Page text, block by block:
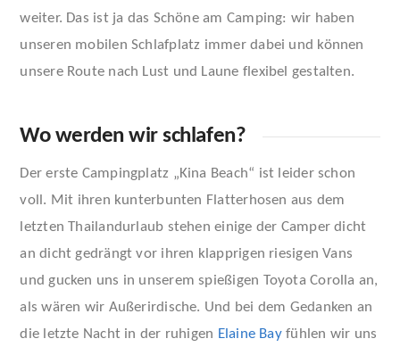
weiter. Das ist ja das Schöne am Camping: wir haben
unseren mobilen Schlafplatz immer dabei und können
unsere Route nach Lust und Laune flexibel gestalten.
Wo werden wir schlafen?
Der erste Campingplatz „Kina Beach“ ist leider schon
voll. Mit ihren kunterbunten Flatterhosen aus dem
letzten Thailandurlaub stehen einige der Camper dicht
an dicht gedrängt vor ihren klapprigen riesigen Vans
und gucken uns in unserem spießigen Toyota Corolla an,
als wären wir Außerirdische. Und bei dem Gedanken an
die letzte Nacht in der ruhigen Elaine Bayfühlen wir uns